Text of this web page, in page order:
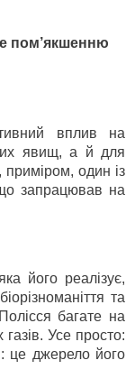
пом’якшенню
вплив на
явищ, а й для
один із
запрацював на
його реалізує,
та
багате на
Усе просто:
це джерело його